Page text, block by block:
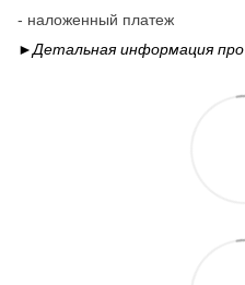
- наложенный платеж
►Детальная информация про